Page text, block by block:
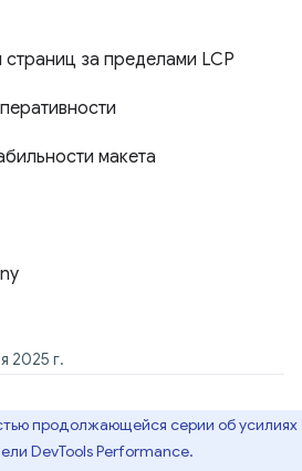
страниц за пределами LCP
макета
2025 г.
продолжающейся серии об усилиях
DevTools Performance.